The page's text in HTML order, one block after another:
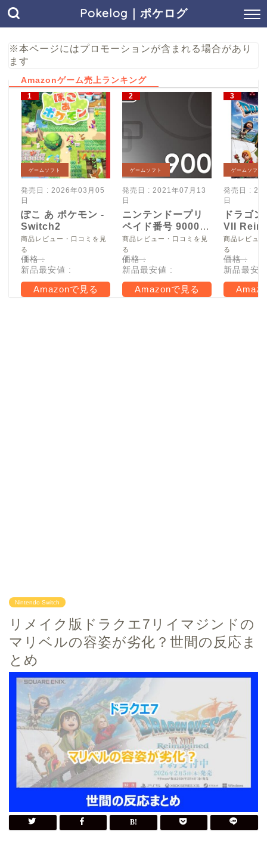
Pokelog｜ポケログ
※本ページにはプロモーションが含まれる場合があり
ます
Amazonゲーム売上ランキング
ゲームソフト
発売日 : 2026年03月05
日
ぽこ あ ポケモン -
Switch2
商品レビュー・口コミを見
る
価格 :
新品最安値 :
Amazonで見る
ゲームソフト
発売日 : 2021年07月13
日
ニンテンドープリ
ペイド番号 9000
円|オンラインコー
ド版
商品レビュー・口コミを見
る
価格 :
新品最安値 :
Amazonで見る
ゲームソフト
発売日 :
日
ドラゴ
VII
Switch2
商品レビュ
る
価格 :
新品最安
Nintendo Switch
リメイク版ドラクエ7リイマジンドの
マリベルの容姿が劣化？世間の反応ま
とめ